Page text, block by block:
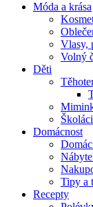
Móda a krása
Vlasy,
Volný
Děti
Školáci
Domácnost
Tipy a
Recepty